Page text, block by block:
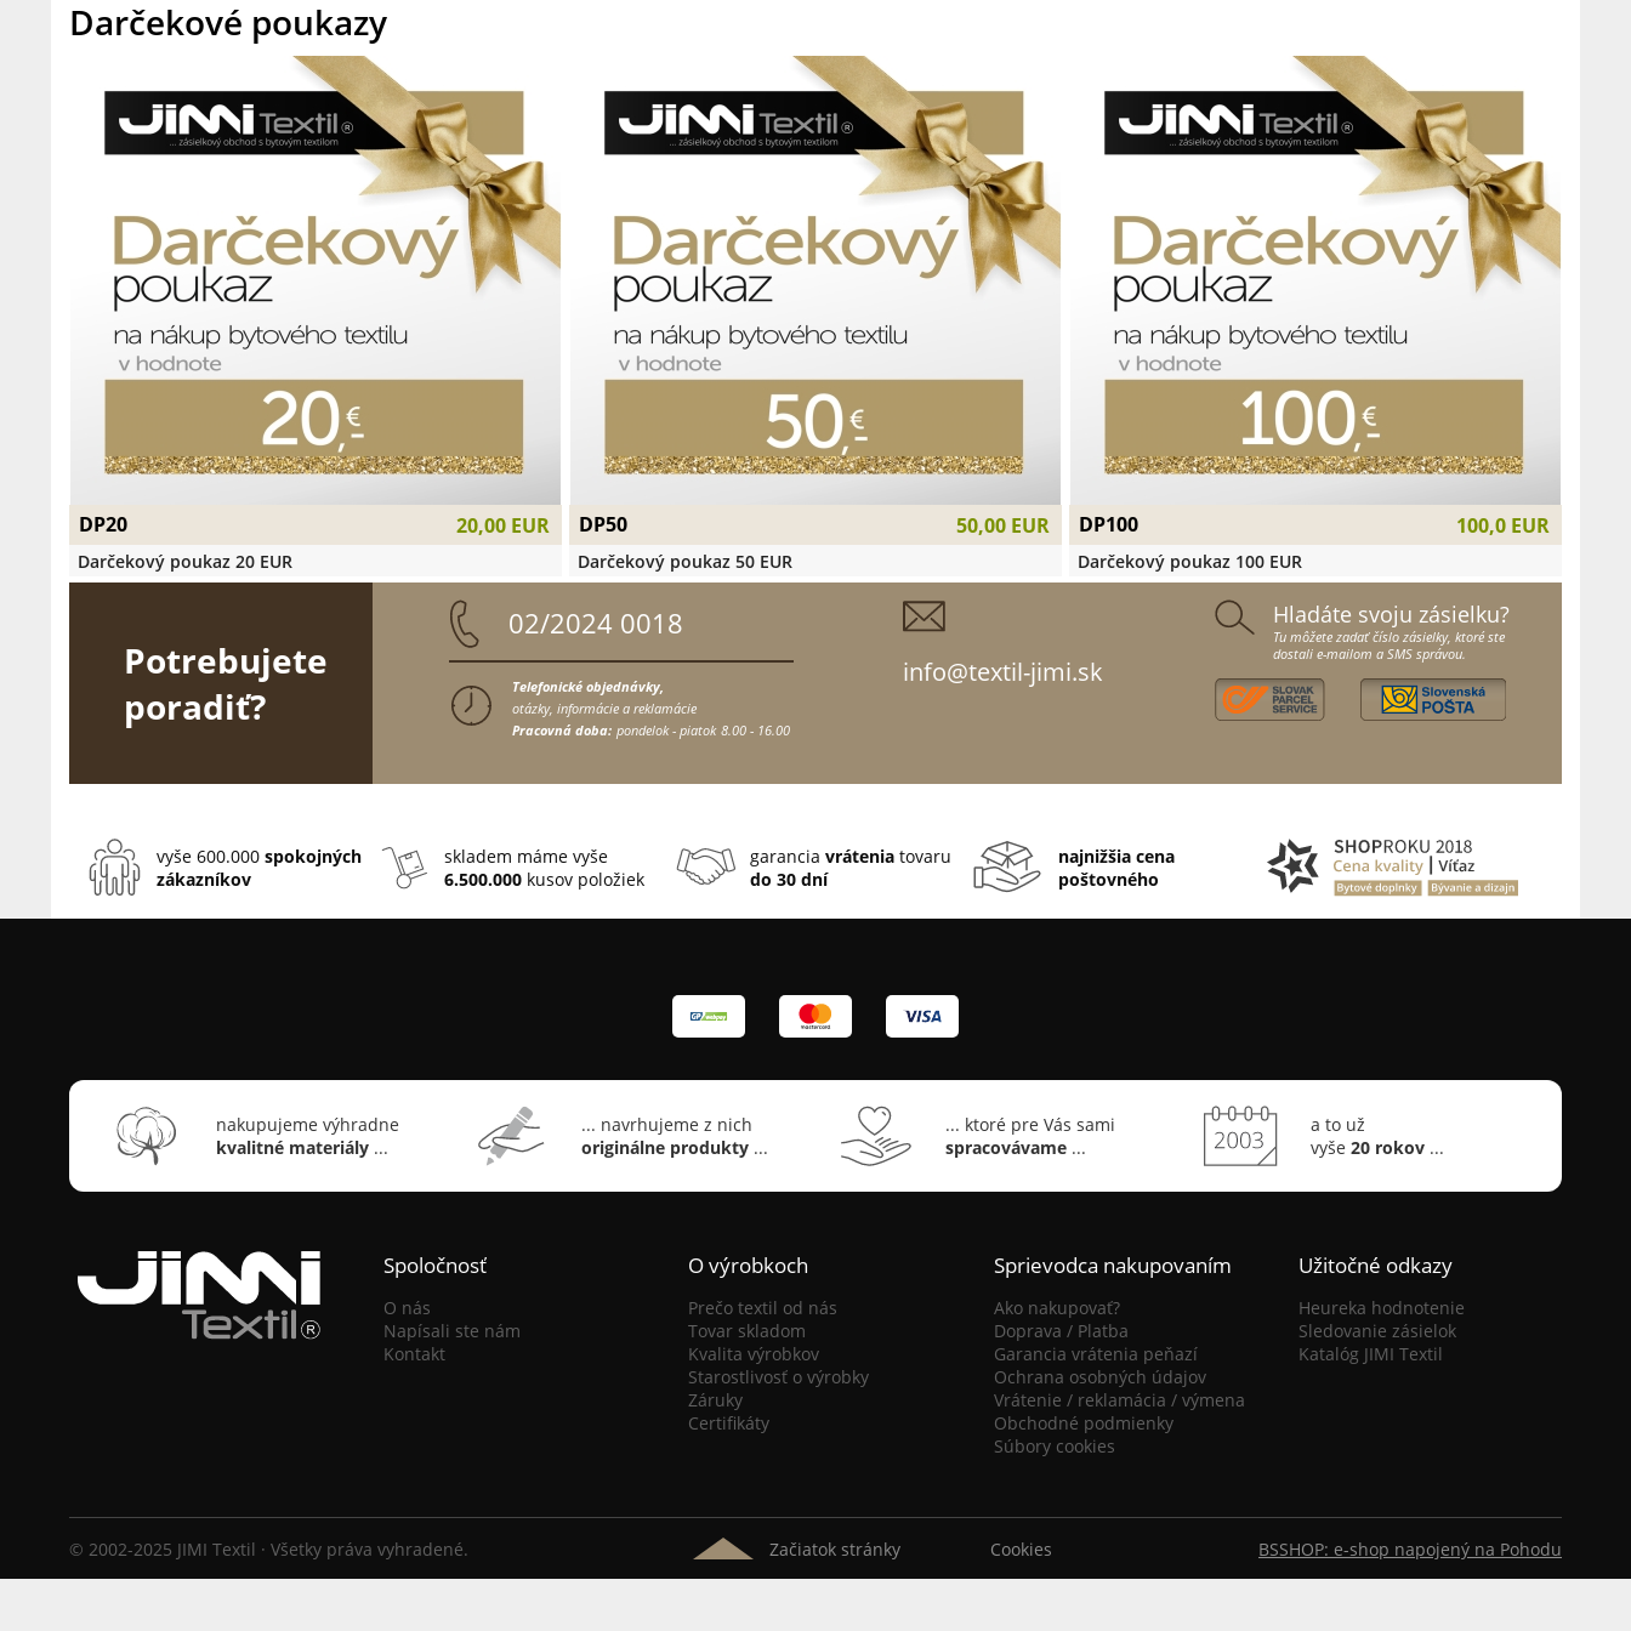
DP20 20,00 EUR
Darčekový poukaz 20 EUR
DP50 50,00 EUR
Darčekový poukaz 50 EUR
DP100 100,0 EUR
Darčekový poukaz 100 EUR
Darčekové poukazy
Potrebujete
poradiť?
02/2024 0018
Telefonické objednávky,
otázky, informácie a reklamácie
Pracovná doba: pondelok - piatok 8.00 - 16.00
info@textil-jimi.sk
Hladáte svoju zásielku?
Tu môžete zadať číslo zásielky, ktoré ste
dostali e-mailom a SMS správou.
vyše 600.000spokojných
zákazníkov
skladem máme vyše
6.500.000kusov položiek
garanciavrátenia tovaru
do 30 dní
najnižšia cena
poštovného
Spoločnosť
O nás
Napísali ste nám
Kontakt
O výrobkoch
Prečo textil od nás
Tovar skladom
Kvalita výrobkov
Starostlivosť o výrobky
Záruky
Certifikáty
Sprievodca nakupovaním
Ako nakupovať?
Doprava / Platba
Garancia vrátenia peňazí
Ochrana osobných údajov
Vrátenie / reklamácia / výmena
Obchodné podmienky
Súbory cookies
Užitočné odkazy
Heureka hodnotenie
Sledovanie zásielok
Katalóg JIMI Textil
© 2002-2025 JIMI Textil · Všetky práva vyhradené. Začiatok stránky BSSHOP: e-shop napojený na Pohodu
Cookies
nakupujeme výhradne
kvalitné materiály ...
... navrhujeme z nich
originálne produkty...
... ktoré pre Vás sami
spracovávame ...
a to už
vyše 20 rokov...